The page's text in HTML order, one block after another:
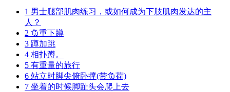
1 男士腿部肌肉练习，或如何成为下肢肌肉发达的主
人？
2 负重下蹲
3 蹲加跳
4 相扑蹲。
5 有重量的旅行
6 站立时脚尖俯卧撑(带负荷)
7 坐着的时候脚趾头会爬上去